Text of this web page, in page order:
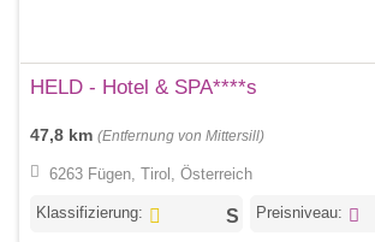
HELD - Hotel & SPA****s
47,8 km (Entfernung von Mittersill)
6263 Fügen, Tirol, Österreich
Klassifizierung: Preisniveau: